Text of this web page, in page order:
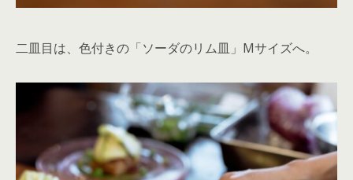
二皿目は、色付きの「ソーダのリム皿」Mサイズへ。